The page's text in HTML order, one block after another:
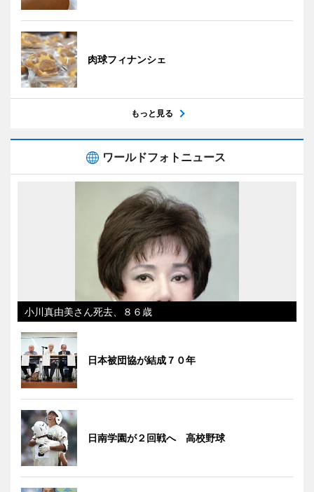
肉球フィナンシェ
もっと見る
ワールドフォトニュース
小川真由美さん死去、８６歳
日本被団協が結成７０年
日南学園が２回戦へ 高校野球